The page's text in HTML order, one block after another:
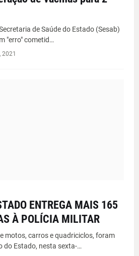
de Saúde do Estado (Sesab)
"erro" cometid…
ENTREGA MAIS 165
À POLÍCIA MILITAR
motos, carros e quadriciclos, foram
do Estado, nesta sexta-…